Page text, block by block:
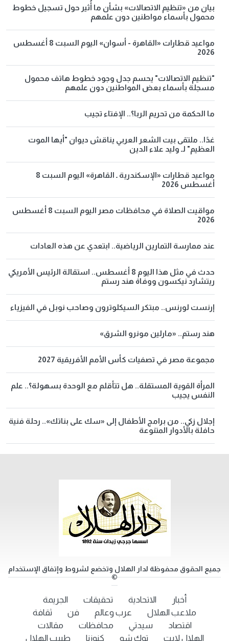
بيان من «تنظيم الاتصالات» بشأن ما أُثير حول تسجيل خطوط
محمول بأسماء مواطنين دون علمهم
مواعيد قطارات «القاهرة - أسوان» اليوم السبت 8 أغسطس
2026
"تنظيم الاتصالات" يحسم جدل وجود خطوط هاتف محمول
مسجلة بأسماء بعض المواطنين دون علمهم
ما الحكمة من تحريم الربا؟.. الإفتاء تجيب
غدًا.. ملتقى بيت الشعر العربي يناقش ديوان "أيها الموت
العظيم" لـ وليد علاء الدين
مواعيد قطارات «الإسكندرية ـ القاهرة» اليوم السبت 8
أغسطس 2026
مواقيت الصلاة في محافظات مصر اليوم السبت 8 أغسطس
2026
عند ممارسة التمارين الرياضية.. ابتعدي عن هذه العادات
حدث في مثل هذا اليوم 8 أغسطس.. استقالة الرئيس الأمريكي
ريتشارد نيكسون ووفاة هند رستم
إرنست لورنس.. مبتكر السيكلوترون وصاحب نوبل في الفيزياء
هند رستم.. «مارلين مونرو الشرق»
مجموعة مصر في تصفيات كأس الأمم الأفريقية 2027
المرأة القوية المستقلة.. هل تتأقلم مع الوحدة بسهولة؟.. علم
النفس يجيب
إجلال زكي.. من برامج الأطفال إلى «سك على بناتك».. رحلة فنية
حافلة بالأدوار المتنوعة
جميع الحقوق محفوظة لدار الهلال وتخضع لشروط وإتفاق الإستخدام
©
أخبار الاتحادية تحقيقات
الجريمة
ملاعب الهلال
عرب وعالم فن
ثقافة
اقتصاد
سيدتي محافظات
مقالات
الهلال لايت
توك شو كنوزنا طبيب الهلال